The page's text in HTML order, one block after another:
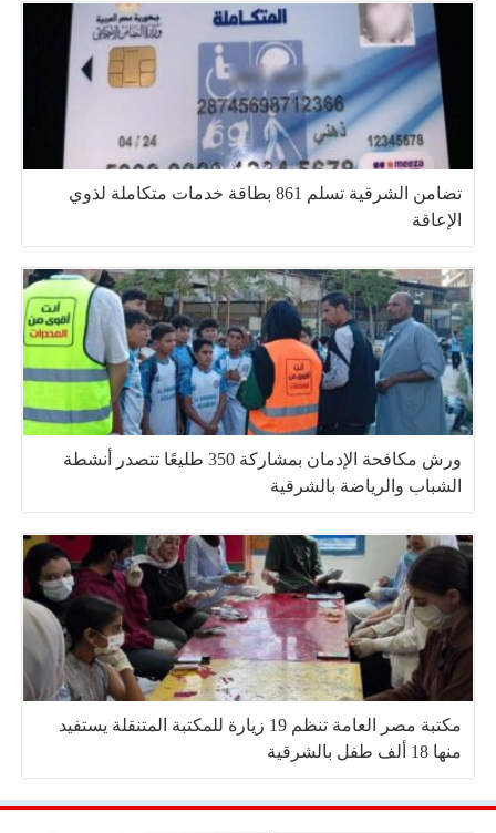
تضامن الشرقية تسلم 861 بطاقة خدمات متكاملة لذوي
الإعاقة
ورش مكافحة الإدمان بمشاركة 350 طليعًا تتصدر أنشطة
الشباب والرياضة بالشرقية
مكتبة مصر العامة تنظم 19 زيارة للمكتبة المتنقلة يستفيد
منها 18 ألف طفل بالشرقية